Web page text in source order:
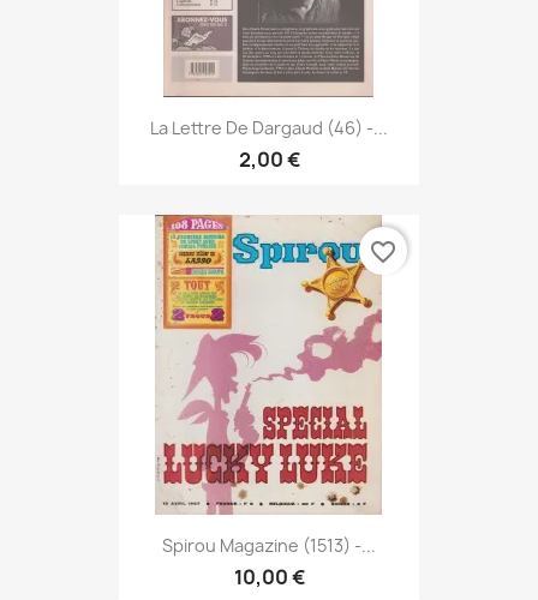
La Lettre De Dargaud (46) -...
2,00 €
Spirou Magazine (1513) -...
10,00 €
favorite_border